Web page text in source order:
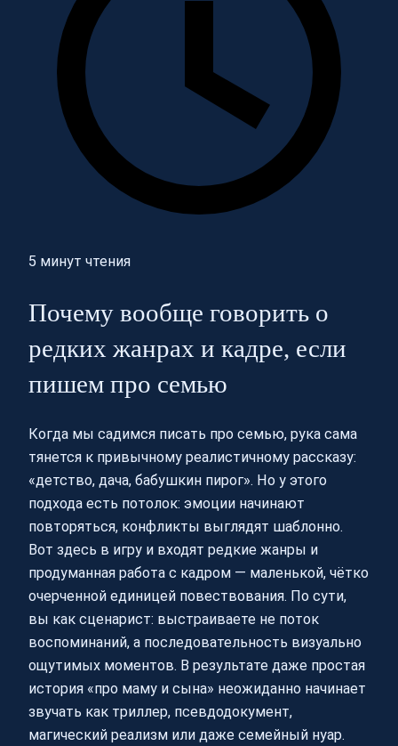
5 минут чтения
Почему вообще говорить о
редких жанрах и кадре, если
пишем про семью
Когда мы садимся писать про семью, рука сама
тянется к привычному реалистичному рассказу:
«детство, дача, бабушкин пирог». Но у этого
подхода есть потолок: эмоции начинают
повторяться, конфликты выглядят шаблонно.
Вот здесь в игру и входят редкие жанры и
продуманная работа с кадром — маленькой, чётко
очерченной единицей повествования. По сути,
вы как сценарист: выстраиваете не поток
воспоминаний, а последовательность визуально
ощутимых моментов. В результате даже простая
история «про маму и сына» неожиданно начинает
звучать как триллер, псевдодокумент,
магический реализм или даже семейный нуар.